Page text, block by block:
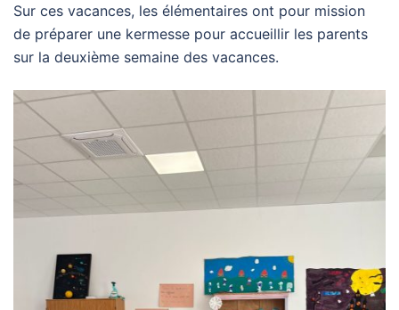
Sur ces vacances, les élémentaires ont pour mission
de préparer une kermesse pour accueillir les parents
sur la deuxième semaine des vacances.